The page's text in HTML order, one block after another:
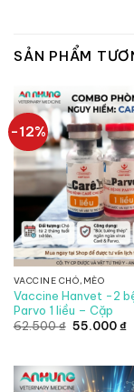
SẢN PHẨM
-12%
VACCINE CHÓ,MÈO
Vaccine Hanvet -2
Parvo 1 liều – Cặp
62.500₫ Giá
55.000₫